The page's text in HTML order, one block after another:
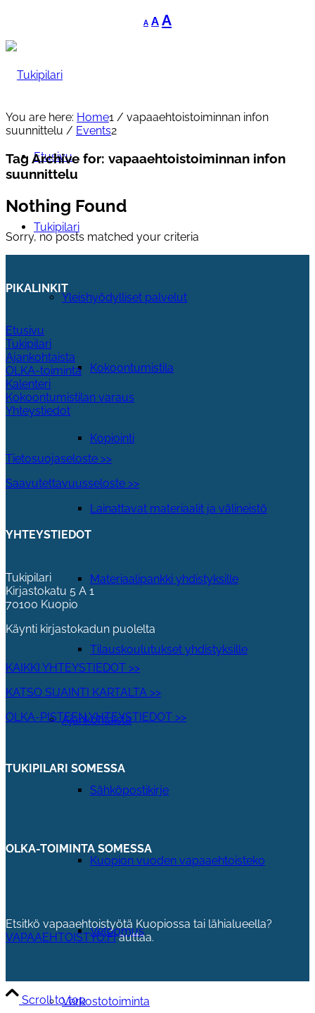
A
Decrease
font
A Reset
font
AIncrease
Etusivu
Tukipilari
Yleishyödylliset palvelut
Kokoontumistila
Kopiointi
Lainattavat materiaalit ja välineistö
Materiaalipankki yhdistyksille
Tilauskoulutukset yhdistyksille
Ajankohtaista
Sähköpostikirje
Kuopion vuoden vapaaehtoisteko
Vetoomus
Verkostotoiminta
You are here: Home1 / vapaaehtoistoiminnan infon
suunnittelu / Events2
Tag Archive for: vapaaehtoistoiminnan infon
suunnittelu
Nothing Found
Sorry, no posts matched your criteria
PIKALINKIT
Etusivu
Tukipilari
Ajankohtaista
OLKA-toiminta
Kalenteri
Kokoontumistilan varaus
Yhteystiedot
Tietosuojaseloste >>
Saavutettavuusseloste >>
YHTEYSTIEDOT
Tukipilari
Kirjastokatu 5 A 1
70100 Kuopio
Käynti kirjastokadun puolelta
KAIKKI YHTEYSTIEDOT >>
KATSO SIJAINTI KARTALTA >>
OLKA-PISTEEN YHTEYSTIEDOT >>
TUKIPILARI SOMESSA
OLKA-TOIMINTA SOMESSA
Etsitkö vapaaehtoistyötä Kuopiossa tai lähialueella?
VAPAAEHTOISTYO.FIauttaa.
Scroll to top